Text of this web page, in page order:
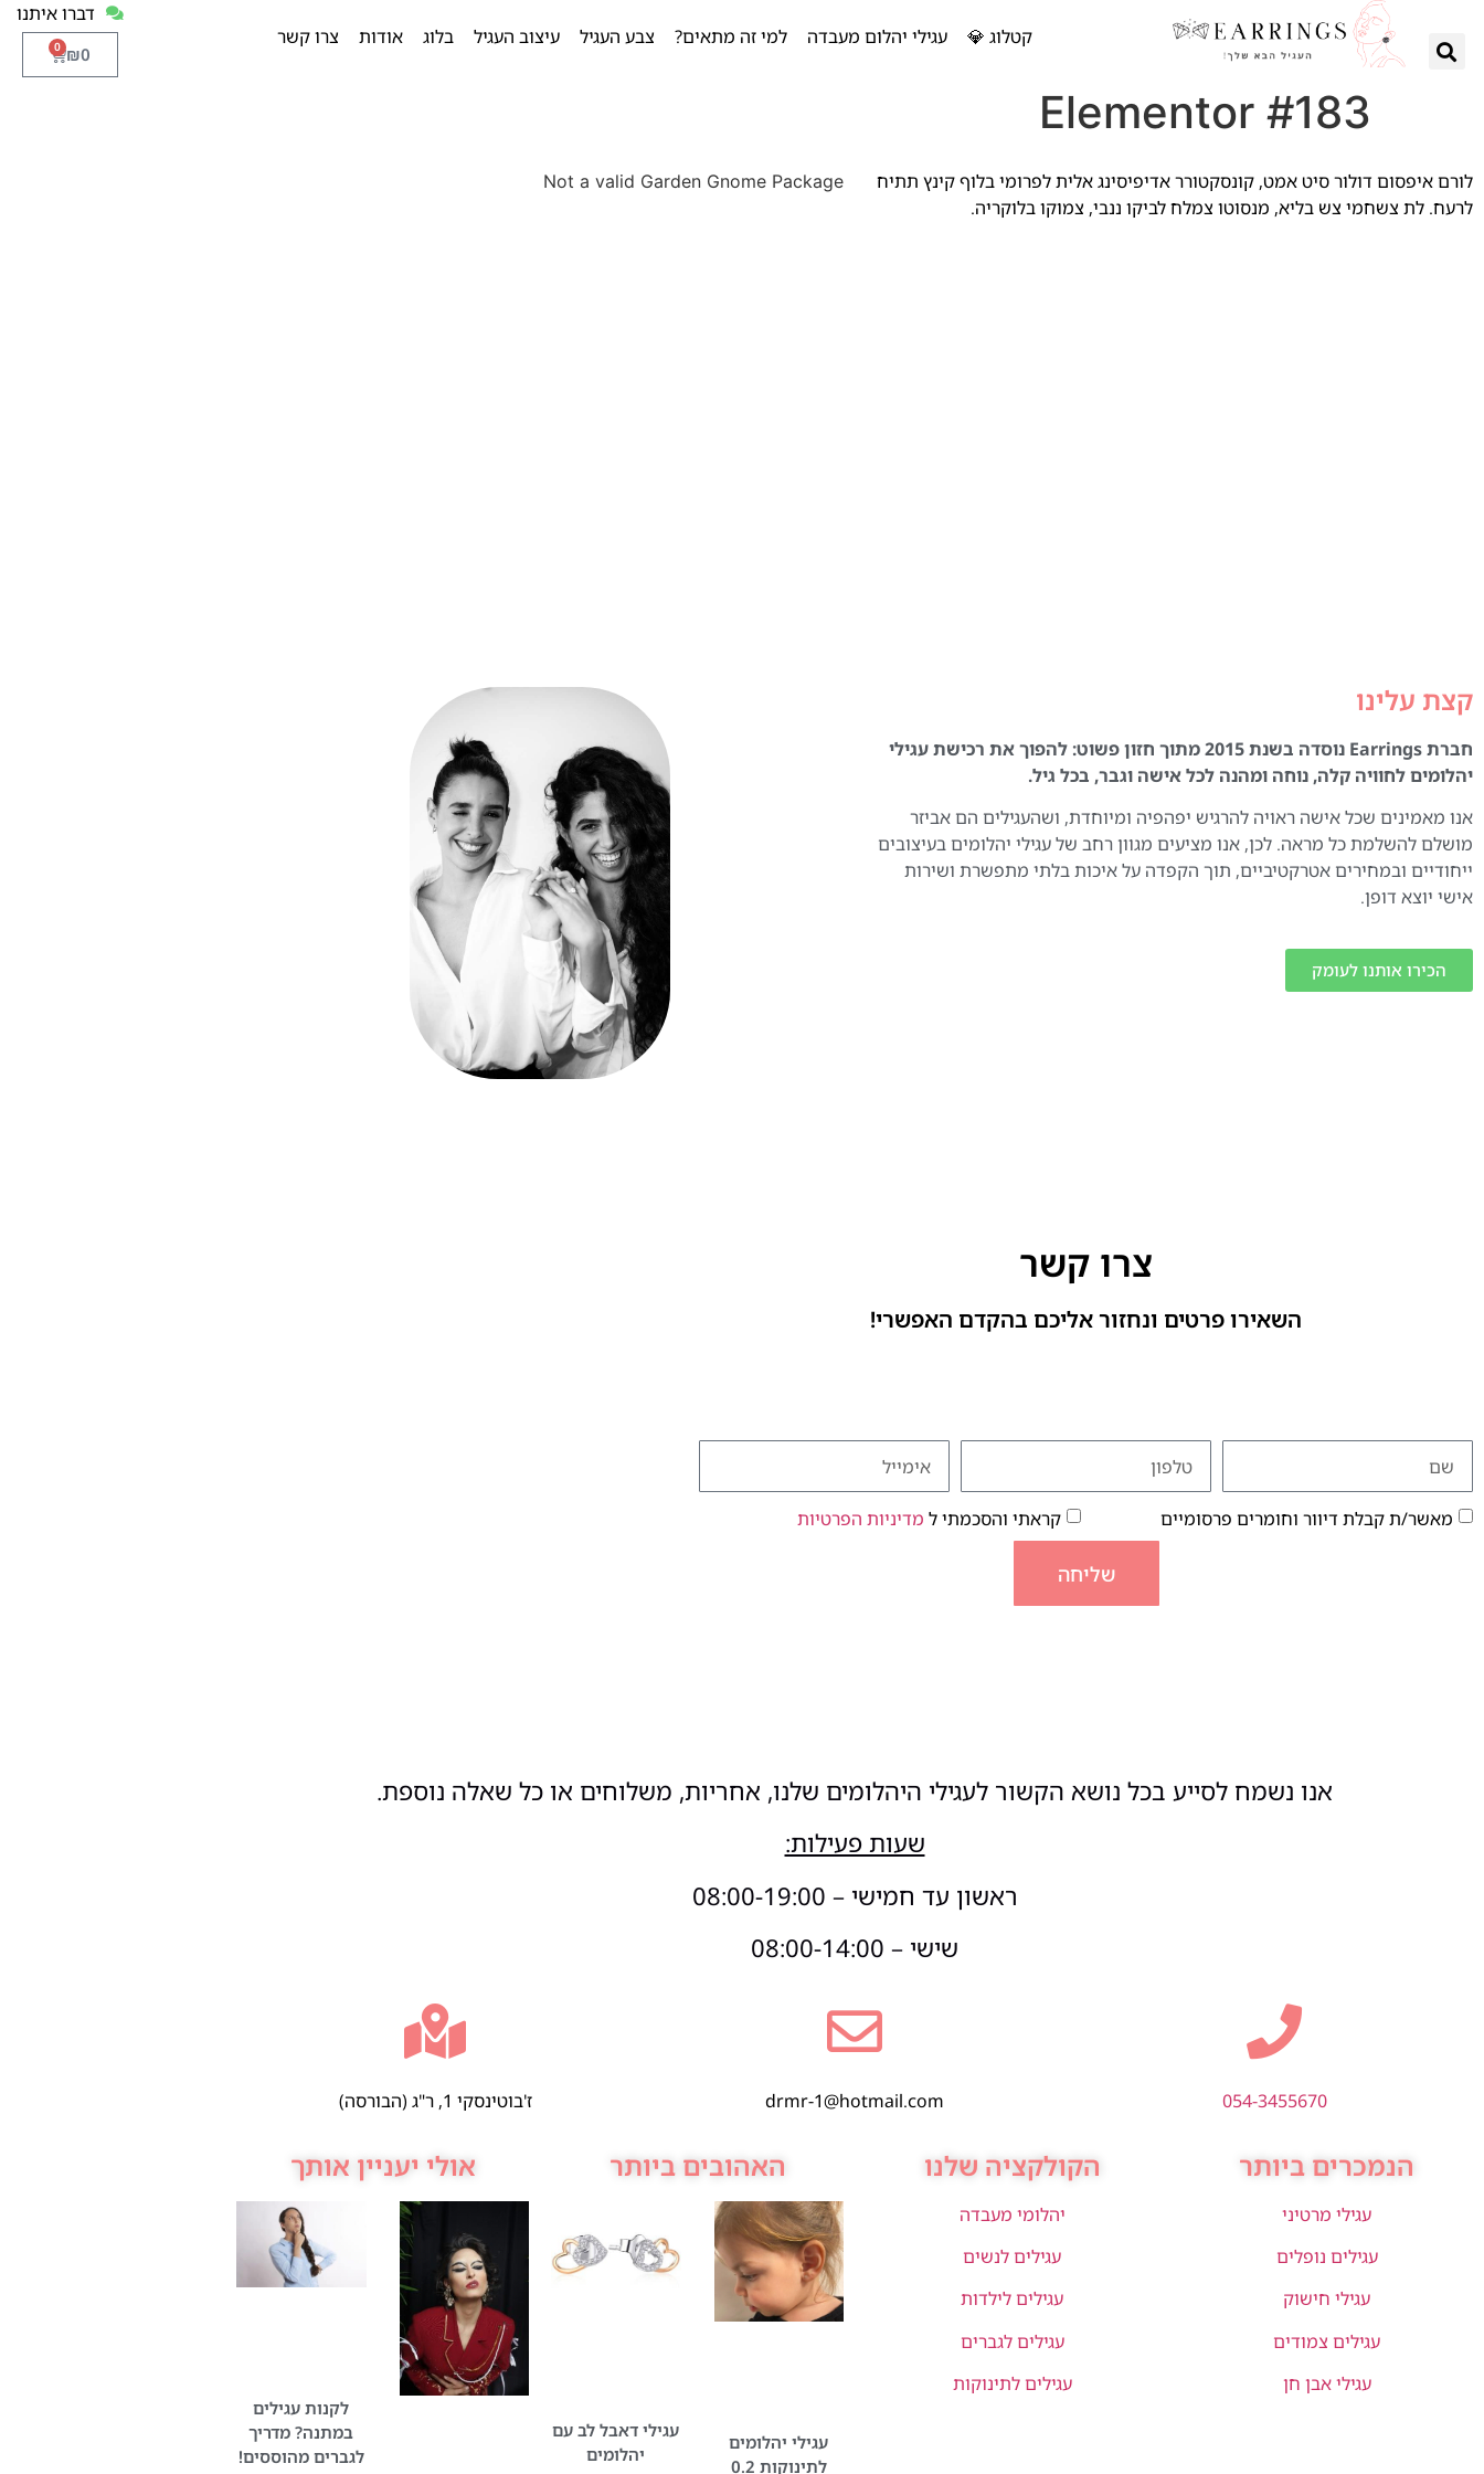
קטלוג 💎 עגילי יהלום מעבדה למי זה מתאים? צבע העגיל עיצוב העגיל בלוג אודות צרו קשר
דברו איתנו
₪0
0
Elementor #183
לורם איפסום דולור סיט אמט, קונסקטורר אדיפיסינג אלית לפרומי בלוף קינץ תתיח
לרעח. לת צשחמי צש בליא, מנסוטו צמלח לביקו ננבי, צמוקו בלוקריה.
Not a valid Garden Gnome Package
קצת עלינו
חברת Earrings נוסדה בשנת 2015 מתוך חזון פשוט: להפוך את רכישת עגילי
יהלומים לחוויה קלה, נוחה ומהנה לכל אישה וגבר, בכל גיל.
אנו מאמינים שכל אישה ראויה להרגיש יפהפיה ומיוחדת, ושהעגילים הם אביזר
מושלם להשלמת כל מראה. לכן, אנו מציעים מגוון רחב של עגילי יהלומים בעיצובים
ייחודיים ובמחירים אטרקטיביים, תוך הקפדה על איכות בלתי מתפשרת ושירות
אישי יוצא דופן.
הכירו אותנו לעומק
צרו קשר
השאירו פרטים ונחזור אליכם בהקדם האפשרי!
מאשר/ת קבלת דיוור וחומרים פרסומיים קראתי והסכמתי ל מדיניות הפרטיות
שליחה
אנו נשמח לסייע בכל נושא הקשור לעגילי היהלומים שלנו, אחריות, משלוחים או כל שאלה נוספת.
שעות פעילות:
ראשון עד חמישי – 08:00-19:00
שישי – 08:00-14:00
054-3455670
drmr-1@hotmail.com ז'בוטינסקי 1, ר"ג (הבורסה)
הנמכרים ביותר
עגילי מרטיני
עגילים נופלים
עגילי חישוק
עגילים צמודים
עגילי אבן חן
הקולקציה שלנו
יהלומי מעבדה
עגילים לנשים
עגילים לילדות
עגילים לגברים
עגילים לתינוקות
האהובים ביותר
עגילי יהלומים
לתינוקות 0.2
עגילי דאבל לב עם
יהלומים
אולי יעניין אותך
לקנות עגילים
במתנה? מדריך
לגברים מהוססים!